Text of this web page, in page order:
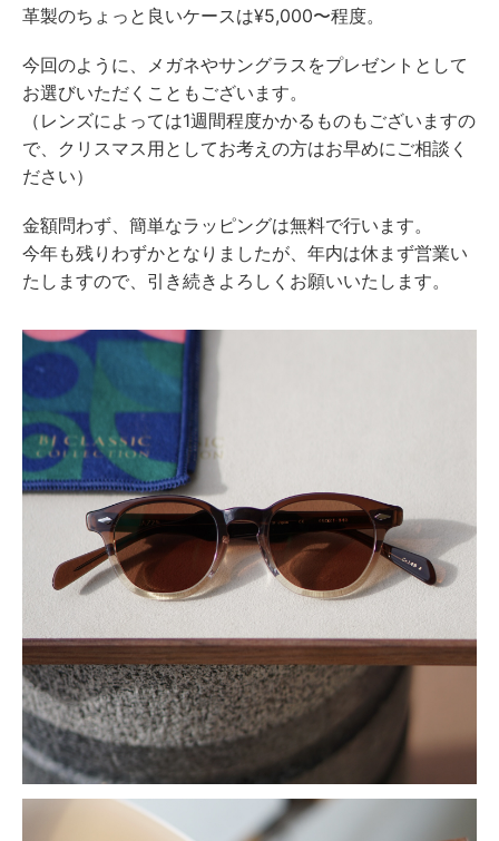
革製のちょっと良いケースは¥5,000〜程度。
今回のように、メガネやサングラスをプレゼントとして
お選びいただくこともございます。
（レンズによっては1週間程度かかるものもございますの
で、クリスマス用としてお考えの方はお早めにご相談く
ださい）
金額問わず、簡単なラッピングは無料で行います。
今年も残りわずかとなりましたが、年内は休まず営業い
たしますので、引き続きよろしくお願いいたします。